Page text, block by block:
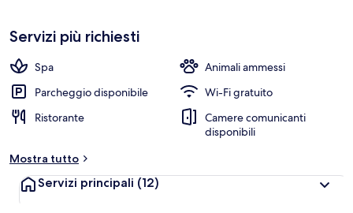
Servizi più richiesti
Spa
Animali ammessi
Parcheggio disponibile
Wi-Fi gratuito
Ristorante
Camere comunicanti
disponibili
Mostra tutto
Servizi principali (12)